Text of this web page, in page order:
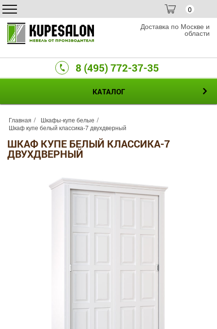
0
Доставка по Москве и
области
8 (495) 772-37-35
КАТАЛОГ
Главная
Шкафы-купе белые
Шкаф купе белый классика-7 двухдверный
ШКАФ КУПЕ БЕЛЫЙ КЛАССИКА-7
ДВУХДВЕРНЫЙ